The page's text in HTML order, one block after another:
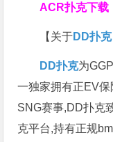
ACR扑克下载
【关于DD扑克
DD扑克为
一独家拥有正EV
SNG赛事,DD扑克
克平台,持有正规